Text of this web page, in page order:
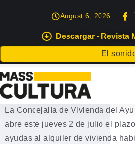
Descargar - Revista
El sonido
August 6, 2026
ARRECIFE SUBVENCIONES
Subvenciones al
Arrecife 2026
La Concejalía de Vivienda del
abre este jueves 2 de julio el
ayudas al alquiler de vivienda